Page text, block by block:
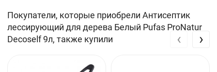
Тип антисептика: Биозащитный, водоотталкивающий
Тип работ: Внутренние, наружные
Применение: Для дерева
Степень концентрации: Готовый
Покупатели, которые приобрели Антисептик
лессирующий для дерева Белый Pufas ProNatur
Decoself 9л, также купили
‹ ›